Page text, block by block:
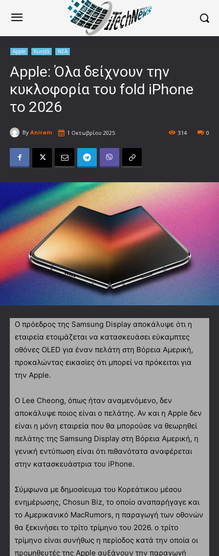
Apple Κινητά ΝΕΑ
Apple: Όλα δείχνουν την
κυκλοφορία του fold iPhone
το 2026
By Aniram 1 Οκτωβρίου 2025 0
314
Ο πρόεδρος της Samsung Display αποκάλυψε ότι η
εταιρεία ετοιμάζεται να κατασκευάσει εύκαμπτες
οθόνες OLED για έναν πελάτη στη Βόρεια Αμερική,
προκαλώντας εικασίες ότι μπορεί να πρόκειται για
την Apple.
Ο Lee Cheong, όπως ήταν αναμενόμενο, δεν
αποκάλυψε ποιος είναι ο πελάτης. Αν και η Apple δεν
είναι η μόνη εταιρεία που θα μπορούσε να θεωρηθεί
πελάτης της Samsung Display στη Βόρεια Αμερική, η
γενική εντύπωση είναι ότι πιθανότατα αναφέρεται
στην κατασκευάστρια του iPhone.
Σύμφωνα με δημοσίευμα του Κορεάτικου μέσου
ενημέρωσης, Chosun Biz, το οποίο αναπαρήγαγε και
το Αμερικανικό MacRumors, η παραγωγή των οθονών
θα ξεκινήσει το τρίτο τρίμηνο του 2026. ο τρίτο
τρίμηνο είναι συνήθως η περίοδος κατά την οποία οι
προμηθευτές της Apple αυξάνουν την παραγωγή